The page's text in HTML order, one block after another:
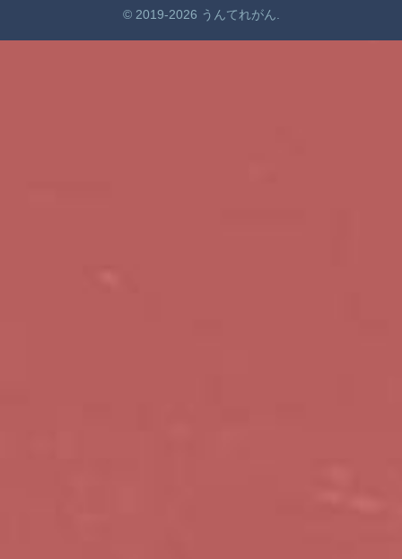
© 2019-2026 うんてれがん.